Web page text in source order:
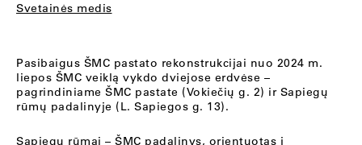
Svetainės medis
Pasibaigus ŠMC pastato rekonstrukcijai nuo 2024 m.
liepos ŠMC veiklą vykdo dviejose erdvėse –
pagrindiniame ŠMC pastate (Vokiečių g. 2) ir Sapiegų
rūmų padalinyje (L. Sapiegos g. 13).
Sapiegų rūmai – ŠMC padalinys, orientuotas į